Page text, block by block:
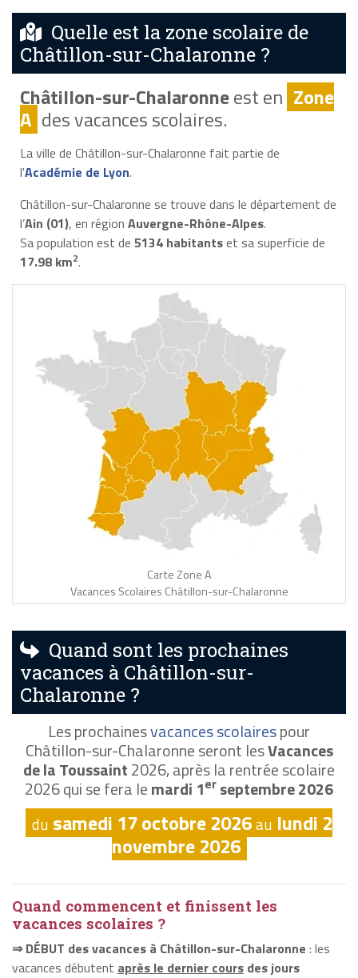
Quelle est la zone scolaire de
Châtillon-sur-Chalaronne ?
Châtillon-sur-Chalaronneest en Zone
A des vacances scolaires.
La ville de Châtillon-sur-Chalaronne fait partie de
l'Académie de Lyon.
Châtillon-sur-Chalaronne se trouve dans le département de
l’Ain (01), en région Auvergne-Rhône-Alpes.
Sa population est de 5134 habitantset sa superficie de
17.98 km2.
Carte Zone A
Vacances Scolaires Châtillon-sur-Chalaronne
Quand sont les prochaines
vacances à Châtillon-sur-
Chalaronne ?
Les prochainesvacances scolairespour
Châtillon-sur-Chalaronne seront lesVacances
de la Toussaint2026, après la rentrée scolaire
2026 qui se fera lemardi 1er septembre 2026
du samedi 17 octobre 2026au lundi 2
novembre 2026
Quand commencent et finissent les
vacances scolaires ?
⇒ DÉBUT des vacances à Châtillon-sur-Chalaronne : les
vacances débutent après le dernier cours des jours